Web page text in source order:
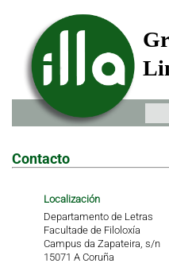
Contacto
Localización
Departamento de Letras
Facultade de Filoloxía
Campus da Zapateira, s/n
15071 A Coruña